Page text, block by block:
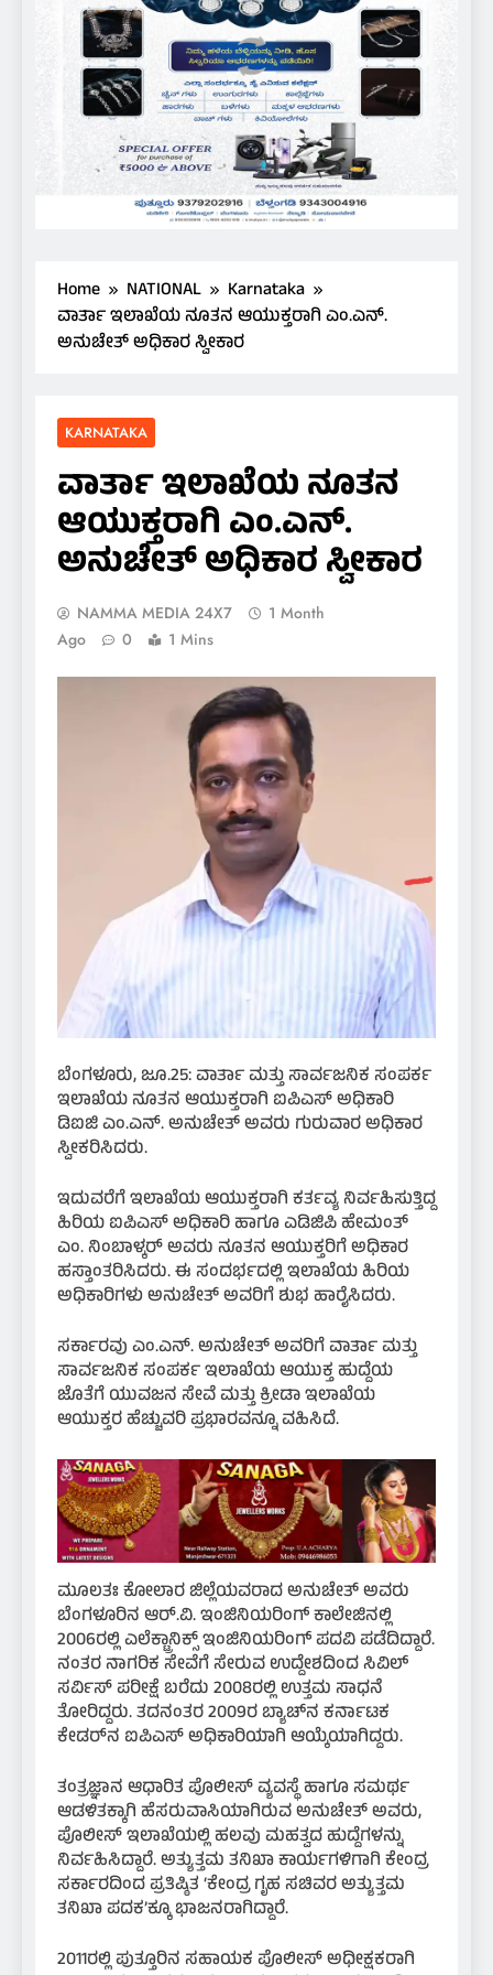
Home NATIONAL
Karnataka
ವಾರ್ತಾ ಇಲಾಖೆಯ ನೂತನ ಆಯುಕ್ತರಾಗಿ ಎಂ.ಎನ್.
ಅನುಚೇತ್ ಅಧಿಕಾರ ಸ್ವೀಕಾರ
KARNATAKA
ವಾರ್ತಾ ಇಲಾಖೆಯ ನೂತನ
ಆಯುಕ್ತರಾಗಿ ಎಂ.ಎನ್.
ಅನುಚೇತ್ ಅಧಿಕಾರ ಸ್ವೀಕಾರ
NAMMA MEDIA 24X7
1 Month
Ago
0 1 Mins
ಬೆಂಗಳೂರು, ಜೂ.25: ವಾರ್ತಾ ಮತ್ತು ಸಾರ್ವಜನಿಕ ಸಂಪರ್ಕ
ಇಲಾಖೆಯ ನೂತನ ಆಯುಕ್ತರಾಗಿ ಐಪಿಎಸ್ ಅಧಿಕಾರಿ
ಡಿಐಜಿ ಎಂ.ಎನ್. ಅನುಚೇತ್ ಅವರು ಗುರುವಾರ ಅಧಿಕಾರ
ಸ್ವೀಕರಿಸಿದರು.
ಇದುವರೆಗೆ ಇಲಾಖೆಯ ಆಯುಕ್ತರಾಗಿ ಕರ್ತವ್ಯ ನಿರ್ವಹಿಸುತ್ತಿದ್ದ
ಹಿರಿಯ ಐಪಿಎಸ್ ಅಧಿಕಾರಿ ಹಾಗೂ ಎಡಿಜಿಪಿ ಹೇಮಂತ್
ಎಂ. ನಿಂಬಾಳ್ಕರ್ ಅವರು ನೂತನ ಆಯುಕ್ತರಿಗೆ ಅಧಿಕಾರ
ಹಸ್ತಾಂತರಿಸಿದರು. ಈ ಸಂದರ್ಭದಲ್ಲಿ ಇಲಾಖೆಯ ಹಿರಿಯ
ಅಧಿಕಾರಿಗಳು ಅನುಚೇತ್ ಅವರಿಗೆ ಶುಭ ಹಾರೈಸಿದರು.
ಸರ್ಕಾರವು ಎಂ.ಎನ್. ಅನುಚೇತ್ ಅವರಿಗೆ ವಾರ್ತಾ ಮತ್ತು
ಸಾರ್ವಜನಿಕ ಸಂಪರ್ಕ ಇಲಾಖೆಯ ಆಯುಕ್ತ ಹುದ್ದೆಯ
ಜೊತೆಗೆ ಯುವಜನ ಸೇವೆ ಮತ್ತು ಕ್ರೀಡಾ ಇಲಾಖೆಯ
ಆಯುಕ್ತರ ಹೆಚ್ಚುವರಿ ಪ್ರಭಾರವನ್ನೂ ವಹಿಸಿದೆ.
ಮೂಲತಃ ಕೋಲಾರ ಜಿಲ್ಲೆಯವರಾದ ಅನುಚೇತ್ ಅವರು
ಬೆಂಗಳೂರಿನ ಆರ್.ವಿ. ಇಂಜಿನಿಯರಿಂಗ್ ಕಾಲೇಜಿನಲ್ಲಿ
2006ರಲ್ಲಿ ಎಲೆಕ್ಟ್ರಾನಿಕ್ಸ್ ಇಂಜಿನಿಯರಿಂಗ್ ಪದವಿ ಪಡೆದಿದ್ದಾರೆ.
ನಂತರ ನಾಗರಿಕ ಸೇವೆಗೆ ಸೇರುವ ಉದ್ದೇಶದಿಂದ ಸಿವಿಲ್
ಸರ್ವಿಸ್ ಪರೀಕ್ಷೆ ಬರೆದು 2008ರಲ್ಲಿ ಉತ್ತಮ ಸಾಧನೆ
ತೋರಿದ್ದರು. ತದನಂತರ 2009ರ ಬ್ಯಾಚ್‌ನ ಕರ್ನಾಟಕ
ಕೇಡರ್‌ನ ಐಪಿಎಸ್ ಅಧಿಕಾರಿಯಾಗಿ ಆಯ್ಕೆಯಾಗಿದ್ದರು.
ತಂತ್ರಜ್ಞಾನ ಆಧಾರಿತ ಪೊಲೀಸ್ ವ್ಯವಸ್ಥೆ ಹಾಗೂ ಸಮರ್ಥ
ಆಡಳಿತಕ್ಕಾಗಿ ಹೆಸರುವಾಸಿಯಾಗಿರುವ ಅನುಚೇತ್ ಅವರು,
ಪೊಲೀಸ್ ಇಲಾಖೆಯಲ್ಲಿ ಹಲವು ಮಹತ್ವದ ಹುದ್ದೆಗಳನ್ನು
ನಿರ್ವಹಿಸಿದ್ದಾರೆ. ಅತ್ಯುತ್ತಮ ತನಿಖಾ ಕಾರ್ಯಗಳಿಗಾಗಿ ಕೇಂದ್ರ
ಸರ್ಕಾರದಿಂದ ಪ್ರತಿಷ್ಠಿತ ‘ಕೇಂದ್ರ ಗೃಹ ಸಚಿವರ ಅತ್ಯುತ್ತಮ
ತನಿಖಾ ಪದಕ’ಕ್ಕೂ ಭಾಜನರಾಗಿದ್ದಾರೆ.
2011ರಲ್ಲಿ ಪುತ್ತೂರಿನ ಸಹಾಯಕ ಪೊಲೀಸ್ ಅಧೀಕ್ಷಕರಾಗಿ